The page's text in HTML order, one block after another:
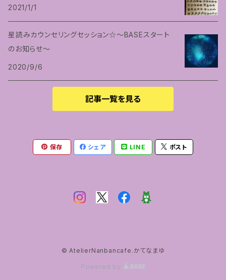
2021/1/1
星読みカウンセリングセッション☆〜BASEスタート
のお知らせ〜
2020/9/6
記事一覧を見る
保存 シェア LINE ポスト
© AtelierNanbancafe.かてなまゆ
Powered by